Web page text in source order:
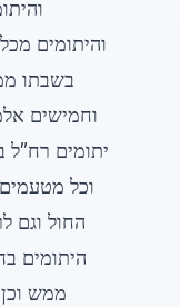
והיתומים
בשבתו
וחמישים
יתומים
וכל
החול וגם
היתומים
ממש